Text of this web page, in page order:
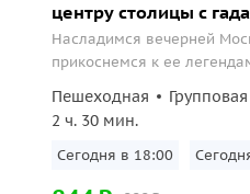
центру столицы с
Насладимся вечерней
прикоснемся к ее
Пешеходная
2 ч. 30 мин.
Сегодня в 18:00